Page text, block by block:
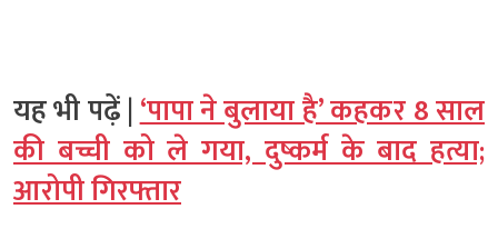
यह भी पढ़ें |‘पापा ने बुलाया है’ कहकर 8 साल
की बच्ची को ले गया, दुष्कर्म के बाद हत्या;
आरोपी गिरफ्तार